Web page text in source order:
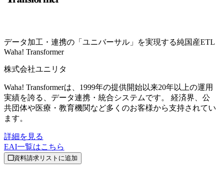
データ加工・連携の「ユニバーサル」を実現する純国産ETL
Waha! Transformer
株式会社ユニリタ
Waha! Transformerは、1999年の提供開始以来20年以上の運用
実績を誇る、データ連携・統合システムです。 経済界、公
共団体や医療・教育機関など多くのお客様から支持されてい
ます。
詳細を見る
EAI一覧はこちら
資料請求リストに追加